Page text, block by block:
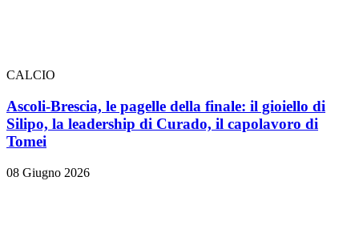
CALCIO
Ascoli-Brescia, le pagelle della finale: il gioiello di
Silipo, la leadership di Curado, il capolavoro di
Tomei
08 Giugno 2026